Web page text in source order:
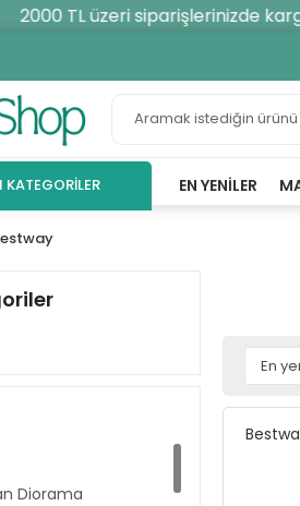
2000 TL üzeri siparişlerinizde kargo
KATEGORİLER EN YENILER
Diorama